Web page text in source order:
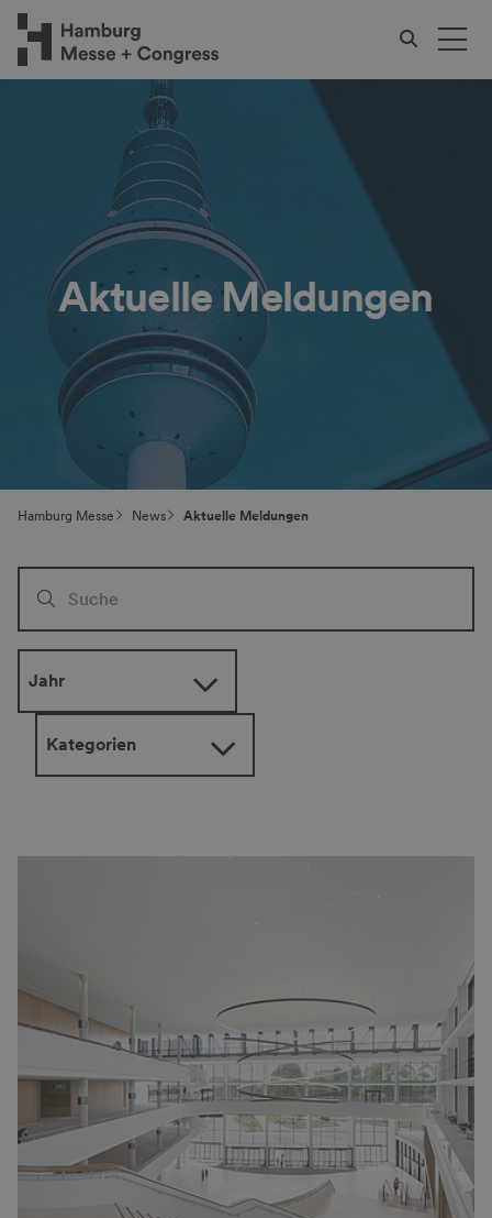
Aktuelle Meldungen
Hamburg Messe News Aktuelle Meldungen
Jahr
Kategorien